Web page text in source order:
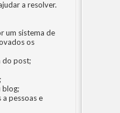
a resolver.
um sistema de
os
do post;
blog;
pessoas e